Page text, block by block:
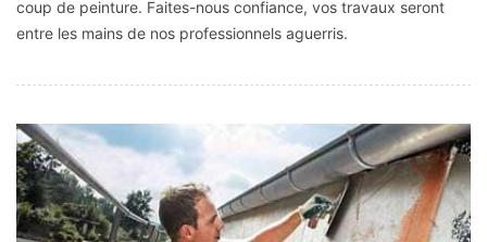
coup de peinture. Faites-nous confiance, vos travaux seront
entre les mains de nos professionnels aguerris.